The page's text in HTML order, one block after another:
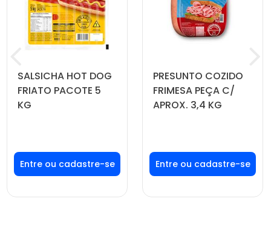
SALSICHA HOT DOG
FRIATO PACOTE 5
KG
Faça seu login ou
cadastre-se para
ver preços e
PRESUNTO COZIDO
FRIMESA PEÇA C/
APROX. 3,4 KG
Faça seu login ou
cadastre-se para
ver preços e